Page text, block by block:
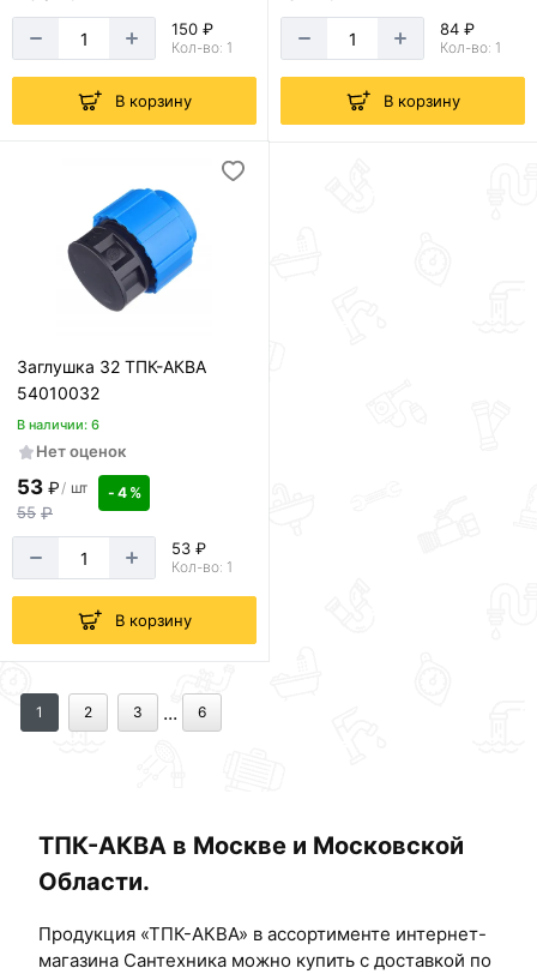
150 ₽
Кол-во: 1
В корзину
84 ₽
Кол-во: 1
В корзину
Заглушка 32 ТПК-АКВА
54010032
В наличии: 6
Нет оценок
53 ₽/ шт
55 ₽
- 4 %
53 ₽
Кол-во: 1
В корзину
1 2 3 ... 6
ТПК-АКВА в Москве и Московской
Области.
Продукция «ТПК-АКВА» в ассортименте интернет-
магазина Сантехника можно купить с доставкой по